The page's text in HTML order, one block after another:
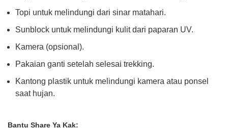
Topi untuk melindungi dari sinar matahari.
Sunblock untuk melindungi kulit dari paparan UV.
Kamera (opsional).
Pakaian ganti setelah selesai trekking.
Kantong plastik untuk melindungi kamera atau ponsel
saat hujan.
Bantu Share Ya Kak: